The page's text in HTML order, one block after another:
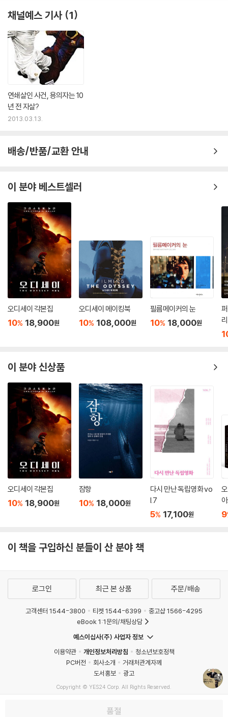
채널예스 기사 1
연쇄살인 사건, 용의자는 10
년 전 자살?
2013.03.13.
배송/반품/교환 안내
이 분야 베스트셀러
오디세이 각본집
10% 18,900원
오디세이 메이킹북
10% 108,000원
필름메이커의 눈
10% 18,000원
이 분야 신상품
오디세이 각본집
10% 18,900원
잠항
10% 18,000원
다시 만난 독립영화 vo
l.7
5% 17,100원 9
이 책을 구입하신 분들이 산 분야 책
품절
로그인 최근 본 상품 주문/배송
고객센터 1544-3800 티켓 1544-6399
중고샵 1566-4295
eBook 1:1문의/채팅상담
예스이십사(주) 사업자 정보
이용약관
개인정보처리방침
청소년보호정책
PC버전
회사소개
거래처관계자께
도서홍보
광고
Copyright © YES24 Corp. All Rights Reserved.